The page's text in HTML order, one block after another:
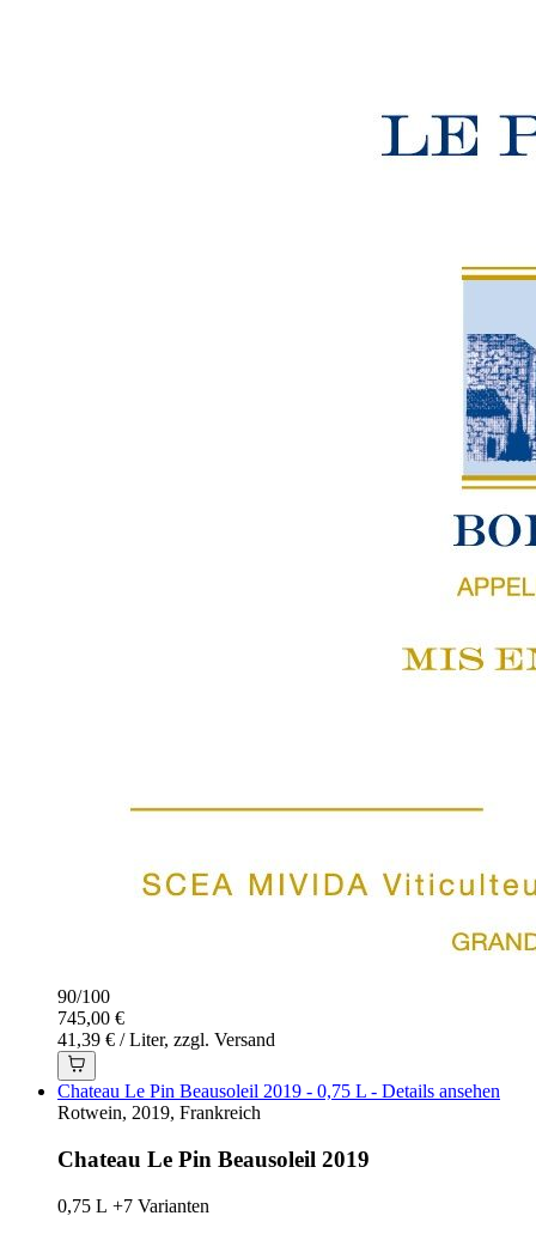
90/100
745,00 €
41,39 € / Liter, zzgl. Versand
Chateau Le Pin Beausoleil 2019 - 0,75 L - Details ansehen
Rotwein, 2019, Frankreich
Chateau Le Pin Beausoleil 2019
0,75 L +7 Varianten